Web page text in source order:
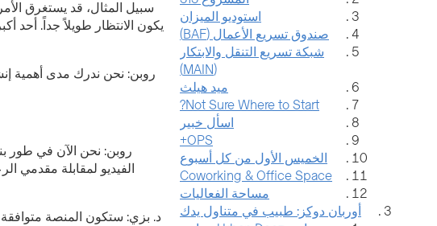
استوديو الميزان
صندوق تسريع الأعمال (BAF)
شبكة تسريع التنقل والابتكار
(MAIN)
ميد هيلث
Not Sure Where to Start?
اسأل خبير
OPS+
الخميس الأول من كل أسبوع
Coworking & Office Space
مساحة الفعاليات
أوربان دوكز: طبيب في متناول يدك
روبن: نحن ندرك مدى أهمية
الفيديو لمقابلة مقدمي